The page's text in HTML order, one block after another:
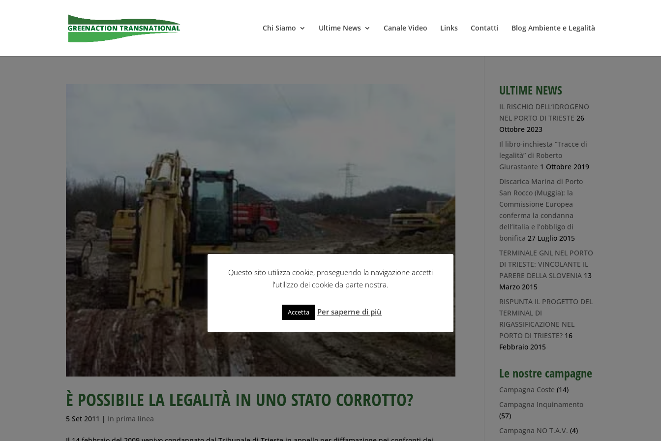
Chi Siamo Ultime News Canale Video Links Contatti Blog Ambiente e Legalità
È POSSIBILE LA LEGALITÀ IN UNO STATO CORROTTO?
5 Set 2011 | In prima linea
ULTIME NEWS
IL RISCHIO DELL’IDROGENO
NEL PORTO DI TRIESTE 26
Ottobre 2023
Il libro-inchiesta “Tracce di
legalità” di Roberto
Giurastante 1 Ottobre 2019
Discarica Marina di Porto
San Rocco (Muggia): la
Commissione Europea
conferma la condanna
dell’Italia e l’obbligo di
bonifica 27 Luglio 2015
TERMINALE GNL NEL PORTO
DI TRIESTE: VINCOLANTE IL
PARERE DELLA SLOVENIA 13
Marzo 2015
RISPUNTA IL PROGETTO DEL
TERMINAL DI
RIGASSIFICAZIONE NEL
PORTO DI TRIESTE? 16
Febbraio 2015
Le nostre campagne
Campagna Coste (14)
Campagna Inquinamento
(57)
Campagna NO T.A.V. (4)
Questo sito utilizza cookie, proseguendo la navigazione accetti
l'utilizzo dei cookie da parte nostra.
Accetta Per saperne di più